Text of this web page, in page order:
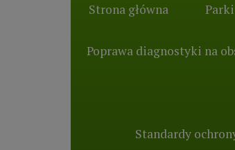
Strona główna Parki
Poprawa diagnostyki na
Standardy